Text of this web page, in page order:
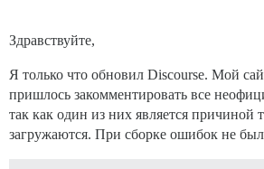
Здравствуйте,
Я только что обновил Discourse. Мой
пришлось закомментировать все
так как один из них является причиной
загружаются. При сборке ошибок не